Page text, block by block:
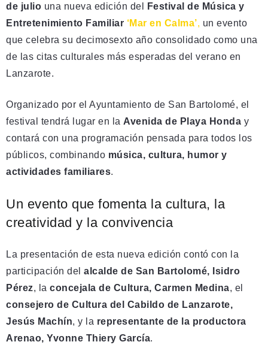
de julio una nueva edición del
Festival de Música y
Entretenimiento Familiar ‘Mar en Calma’, un evento
que celebra su decimosexto año consolidado como una
de las citas culturales más esperadas del verano en
Lanzarote.
Organizado por el Ayuntamiento de San Bartolomé, el
festival tendrá lugar en la Avenida de Playa Honda y
contará con una programación pensada para todos los
públicos, combinando música, cultura, humor y
actividades familiares.
Un evento que fomenta la cultura, la
creatividad y la convivencia
La presentación de esta nueva edición contó con la
participación del alcalde de San Bartolomé, Isidro
Pérez, la concejala de Cultura, Carmen Medina, el
consejero de Cultura del Cabildo de Lanzarote,
Jesús Machín, y la representante de la productora
Arenao, Yvonne Thiery García.